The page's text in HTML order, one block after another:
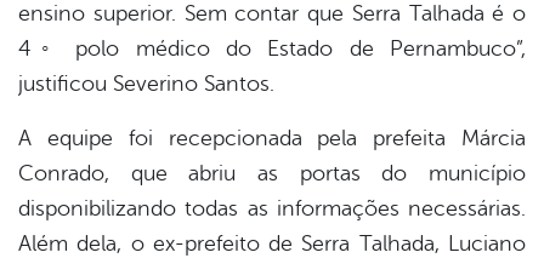
ensino superior. Sem contar que Serra Talhada é o
4◦ polo médico do Estado de Pernambuco”,
justificou Severino Santos.
A equipe foi recepcionada pela prefeita Márcia
Conrado, que abriu as portas do município
disponibilizando todas as informações necessárias.
Além dela, o ex-prefeito de Serra Talhada, Luciano